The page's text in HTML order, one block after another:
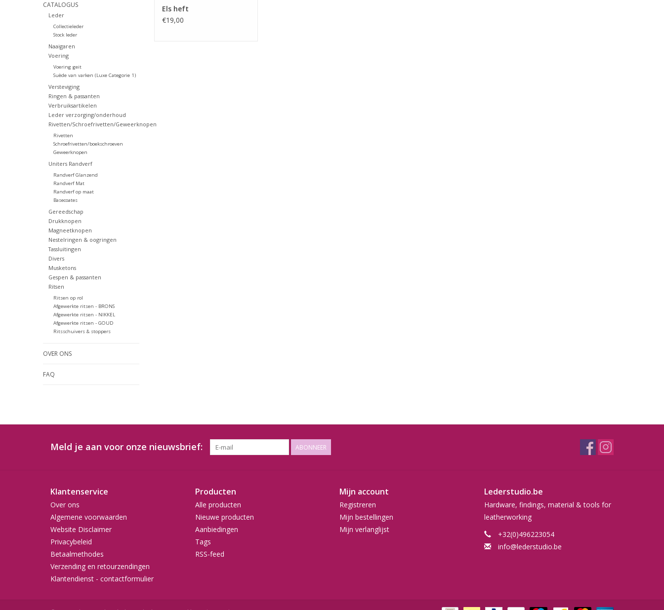
CATALOGUS
Leder
Collectieleder
Stock leder
Naaigaren
Voering
Voering geit
Suède van varken (Luxe Categorie 1)
Versteviging
Ringen & passanten
Verbruiksartikelen
Leder verzorging/onderhoud
Rivetten/Schroefrivetten/Geweerknopen
Rivetten
Schroefrivetten/boekschroeven
Geweerknopen
Uniters Randverf
Randverf Glanzend
Randverf Mat
Randverf op maat
Basecoates
Gereedschap
Drukknopen
Magneetknopen
Nestelringen & oogringen
Tassluitingen
Divers
Musketons
Gespen & passanten
Ritsen
Ritsen op rol
Afgewerkte ritsen - BRONS
Afgewerkte ritsen - NIKKEL
Afgewerkte ritsen - GOUD
Ritsschuivers & stoppers
OVER ONS
FAQ
Els heft
€19,00
Meld je aan voor onze nieuwsbrief: ABONNEER
Klantenservice
Over ons
Algemene voorwaarden
Website Disclaimer
Privacybeleid
Betaalmethodes
Verzending en retourzendingen
Klantendienst - contactformulier
Producten
Alle producten
Nieuwe producten
Aanbiedingen
Tags
RSS-feed
Mijn account
Registreren
Mijn bestellingen
Mijn verlanglijst
Lederstudio.be
Hardware, findings, material & tools for
leatherworking
+32(0)496223054
info@lederstudio.be